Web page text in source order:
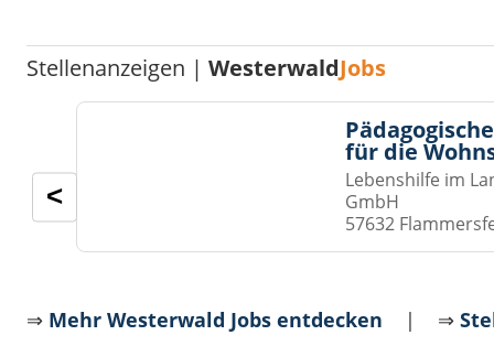
Stellenanzeigen |WesterwaldJobs
für die
Lebenshilfe im
GmbH
57632
<
⇒ Mehr Westerwald Jobs entdecken | ⇒